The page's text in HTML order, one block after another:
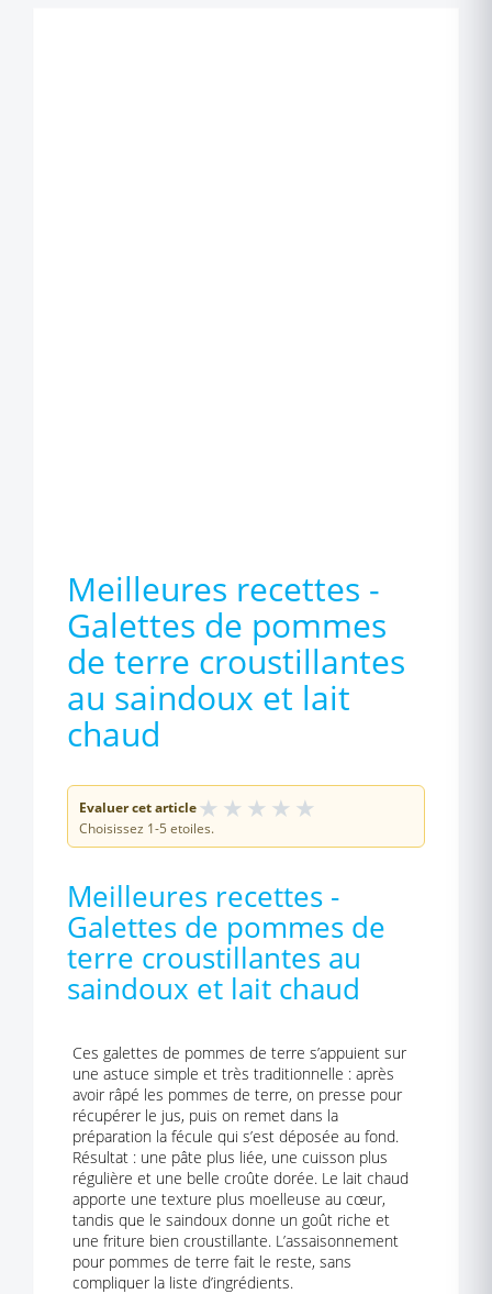
Meilleures recettes -
Galettes de pommes
de terre croustillantes
au saindoux et lait
chaud
Evaluer cet article★ ★ ★ ★ ★
Choisissez 1-5 etoiles.
Meilleures recettes -
Galettes de pommes de
terre croustillantes au
saindoux et lait chaud
Ces galettes de pommes de terre s’appuient sur
une astuce simple et très traditionnelle : après
avoir râpé les pommes de terre, on presse pour
récupérer le jus, puis on remet dans la
préparation la fécule qui s’est déposée au fond.
Résultat : une pâte plus liée, une cuisson plus
régulière et une belle croûte dorée. Le lait chaud
apporte une texture plus moelleuse au cœur,
tandis que le saindoux donne un goût riche et
une friture bien croustillante. L’assaisonnement
pour pommes de terre fait le reste, sans
compliquer la liste d’ingrédients.